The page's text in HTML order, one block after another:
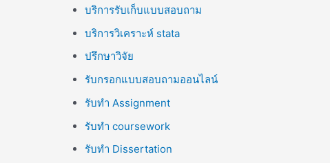
บริการรับเก็บแบบสอบถาม
บริการวิเคราะห์ stata
ปรึกษาวิจัย
รับกรอกแบบสอบถามออนไลน์
รับทำ Assignment
รับทำ coursework
รับทำ Dissertation